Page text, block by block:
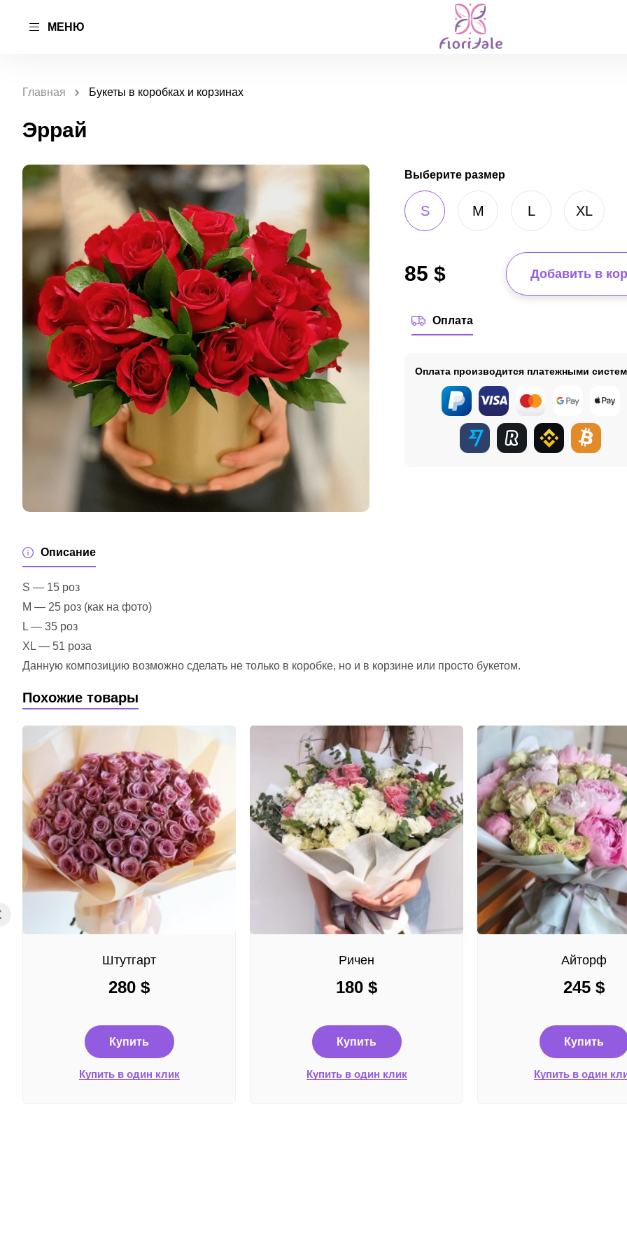
МЕНЮ
Главная Букеты в коробках и корзинах
Эррай
Выберите размер
S M L XL
85 $ Добавить в
Оплата
Оплата производится платежными
Описание
S — 15 роз
M — 25 роз (как на фото)
L — 35 роз
XL — 51 роза
Данную композицию возможно сделать не только в коробке, но и в корзине или просто букетом.
Похожие товары
Штутгарт
280 $
Купить
Купить в один клик
Ричен
180 $
Купить
Купить в один клик
Айторф
245 $
Купить
Купить в один